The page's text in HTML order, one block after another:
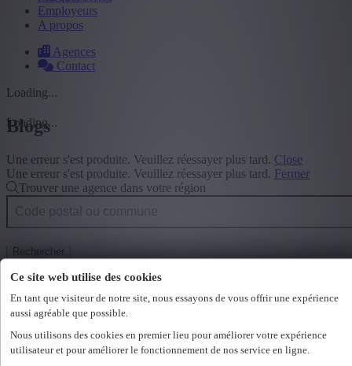
Ce site web utilise des cookies
En tant que visiteur de notre site, nous essayons de vous offrir une expérience
aussi agréable que possible.
Nous utilisons des cookies en premier lieu pour améliorer votre expérience
utilisateur et pour améliorer le fonctionnement de nos service en ligne.
Employeurs
A propos
Agences
Contact
Loading...
Loading...
Blogs
Une erreur s'est produite. Veuillez réessayer plus tard. Close
Une erreur s'est produite. Veuillez réessayer plus tard. Fermer
Trouver une agence dans votre région
Rechercher
Tous les emplois permanents
Tous les emplois temporaires
Tout sur le travail intérimaire
Employeurs